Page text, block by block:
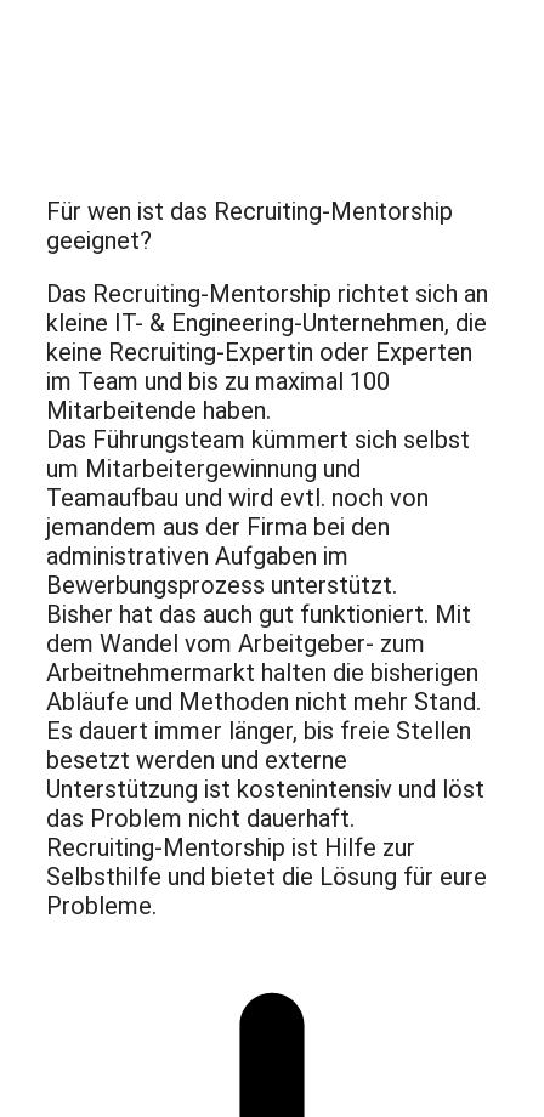
Für wen ist das Recruiting-Mentorship
geeignet?
Das Recruiting-Mentorship richtet sich an
kleine IT- & Engineering-Unternehmen, die
keine Recruiting-Expertin oder Experten
im Team und bis zu maximal 100
Mitarbeitende haben.
Das Führungsteam kümmert sich selbst
um Mitarbeitergewinnung und
Teamaufbau und wird evtl. noch von
jemandem aus der Firma bei den
administrativen Aufgaben im
Bewerbungsprozess unterstützt.
Bisher hat das auch gut funktioniert. Mit
dem Wandel vom Arbeitgeber- zum
Arbeitnehmermarkt halten die bisherigen
Abläufe und Methoden nicht mehr Stand.
Es dauert immer länger, bis freie Stellen
besetzt werden und externe
Unterstützung ist kostenintensiv und löst
das Problem nicht dauerhaft.
Recruiting-Mentorship ist Hilfe zur
Selbsthilfe und bietet die Lösung für eure
Probleme.